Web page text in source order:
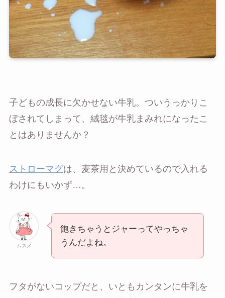
子どもの成長に欠かせない牛乳。ついうっかりこ
ぼされてしまって、絨毯が牛乳まみれになったこ
とはありませんか？
ストローマグは、麦茶用と決めているので入れる
わけにもいかず…。
ムスメ
飽きちゃうとジャーってやっちゃ
うんだよね。
フタがないコップだと、いともカンタンに牛乳を